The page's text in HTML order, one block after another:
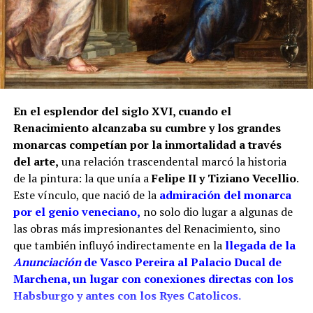
Juan de los Ríos Vallejo incluyó entre sus méritos
profesionales la reja del coro de San Juan de
Marchena, afirmando que en ella había contado con
la ayuda de su padre. También se atribuía una reja
para la capilla mayor de la misma iglesia
Casa Grande de San Francisco de Sevilla.
Por tanto, más que buscar una sola mano, resulta
más correcto hablar del taller de los Ríos. Cristóbal
habría transmitido el oficio a sus hijos, mientras
Juan fue adquiriendo progresivamente mayor
responsabilidad artística. La reja del coro pudo ser
una obra de juventud realizada bajo la dirección o
con la colaboración paterna. Los documentos
conservan las dos perspectivas: las cuentas
parroquiales relacionan el encargo con Cristóbal y
los pagos finales con sus herederos; el expediente
En el esplendor del siglo XVI, cuando el
Renacimiento alcanzaba su cumbre y los grandes
monarcas competían por la inmortalidad a través
del arte, una relación trascendental marcó la historia
de la pintura: la que unía aFelipe II y Tiziano Vecellio.
Este vínculo, que nació de la admiración del monarca
por el genio veneciano, no solo dio lugar a algunas de
las obras más impresionantes del Renacimiento, sino
que también influyó indirectamente en lallegada de la
Anunciaciónde Vasco Pereira al Palacio Ducal de
Marchena, un lugar con conexiones directas con los
Habsburgo y antes con los Ryes Catolicos.